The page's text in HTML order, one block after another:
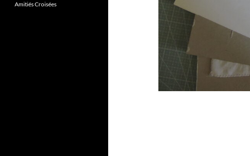
Amitiés Croisées